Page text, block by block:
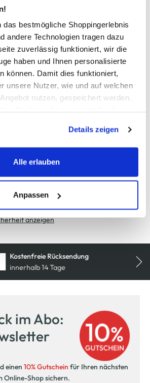
das bestmögliche Shoppingerlebnis
andere Technologien tragen dazu
zuverlässig funktioniert, wir die
haben und Ihnen personalisierte
können. Damit dies funktioniert,
unsere Nutzer, wie und auf welchen
nutzen, gespeichert werden.
der Nutzung der Webseite auf jeden
von Drittanbietern für Analyse- oder
nur dann aktiviert, wenn Sie das
erlauben" klicken. Mehr dazu
die Einwilligungserklärung
erfahren Sie in unserem
derDatenschutzerklärung.
Details zeigen
Alle erlauben
Anpassen
das in keiner Garderobe fehlen darf
Komfort angesagt
15316019
anzeigen
Kostenfreie Rücksendung
innerhalb 14 Tage
im Abo:
einen 10% Gutschein für Ihren nächsten
Online-Shop sichern.